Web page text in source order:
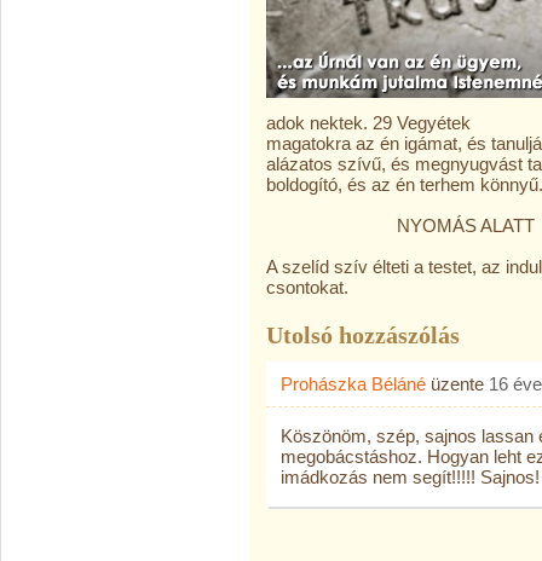
adok nektek. 29 Vegyétek
magatokra az én igámat, és
alázatos szívű, és megnyugvást
boldogító, és az én terhem
NYOMÁS ALATT
A szelíd szív élteti a testet, az
csontokat.
Utolsó hozzászólás
Prohászka Béláné üzente 16 éve
Köszönöm, szép, sajnos lassan
megobácstáshoz. Hogyan leht
imádkozás nem segít!!!!! Sajnos!